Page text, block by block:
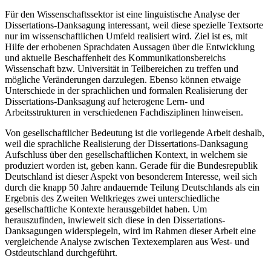
Für den Wissenschaftssektor ist eine linguistische Analyse der
Dissertations-Danksagung interessant, weil diese spezielle Textsorte
nur im wissenschaftlichen Umfeld realisiert wird. Ziel ist es, mit
Hilfe der erhobenen Sprachdaten Aussagen über die Entwicklung
und aktuelle Beschaffenheit des Kommunikationsbereichs
Wissenschaft bzw. Universität in Teilbereichen zu treffen und
mögliche Veränderungen darzulegen. Ebenso können etwaige
Unterschiede in der sprachlichen und formalen Realisierung der
Dissertations-Danksagung auf heterogene Lern- und
Arbeitsstrukturen in verschiedenen Fachdisziplinen hinweisen.
Von gesellschaftlicher Bedeutung ist die vorliegende Arbeit deshalb,
weil die sprachliche Realisierung der Dissertations-Danksagung
Aufschluss über den gesellschaftlichen Kontext, in welchem sie
produziert worden ist, geben kann. Gerade für die Bundesrepublik
Deutschland ist dieser Aspekt von besonderem Interesse, weil sich
durch die knapp 50 Jahre andauernde Teilung Deutschlands als ein
Ergebnis des Zweiten Weltkrieges zwei unterschiedliche
gesellschaftliche Kontexte herausgebildet haben. Um
herauszufinden, inwieweit sich diese in den Dissertations-
Danksagungen widerspiegeln, wird im Rahmen dieser Arbeit eine
vergleichende Analyse zwischen Textexemplaren aus West- und
Ostdeutschland durchgeführt.